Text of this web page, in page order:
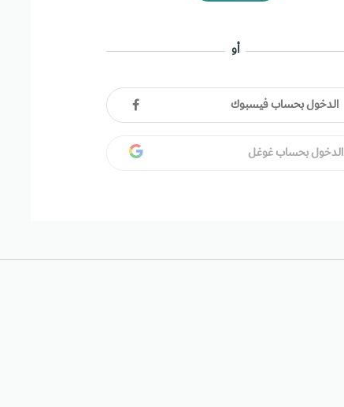
أو
الدخول بحساب فيسبوك
الدخول بحساب غوغل